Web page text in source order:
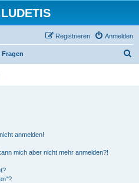
Anmelden
Registrieren
anmelden!
mich aber nicht mehr anmelden?!